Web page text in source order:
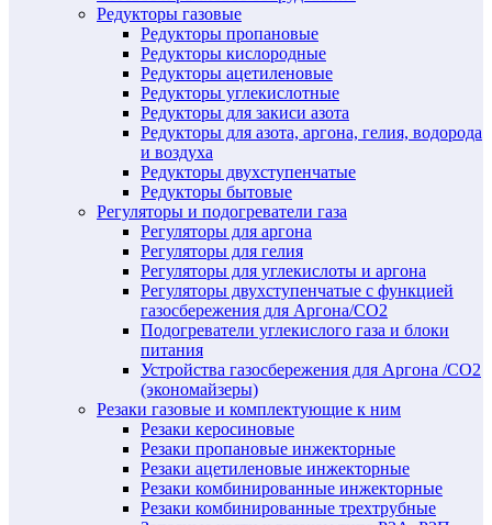
Редукторы газовые
Редукторы пропановые
Редукторы кислородные
Редукторы ацетиленовые
Редукторы углекислотные
Редукторы для закиси азота
Редукторы для азота, аргона, гелия, водорода
и воздуха
Редукторы двухступенчатые
Редукторы бытовые
Регуляторы и подогреватели газа
Регуляторы для аргона
Регуляторы для гелия
Регуляторы для углекислоты и аргона
Регуляторы двухступенчатые c функцией
газосбережения для Аргона/СО2
Подогреватели углекислого газа и блоки
питания
Устройства газосбережения для Аргона /СО2
(экономайзеры)
Резаки газовые и комплектующие к ним
Резаки керосиновые
Резаки пропановые инжекторные
Резаки ацетиленовые инжекторные
Резаки комбинированные инжекторные
Резаки комбинированные трехтрубные